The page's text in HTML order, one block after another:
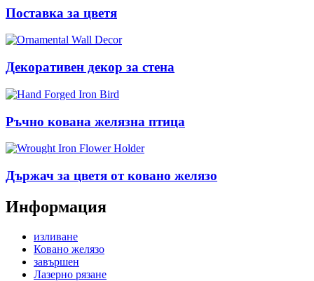
Поставка за цветя
Декоративен декор за стена
Ръчно кована желязна птица
Държач за цветя от ковано желязо
Информация
изливане
Ковано желязо
завършен
Лазерно рязане